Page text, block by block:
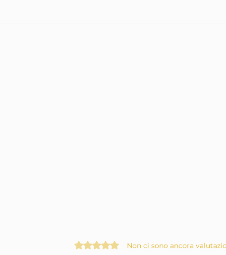
Valutazione 0 stelle su 5.
Non ci sono ancora